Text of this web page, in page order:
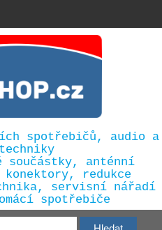
spotřebičů, audio a
anténní
redukce
servisní nářadí
spotřebiče